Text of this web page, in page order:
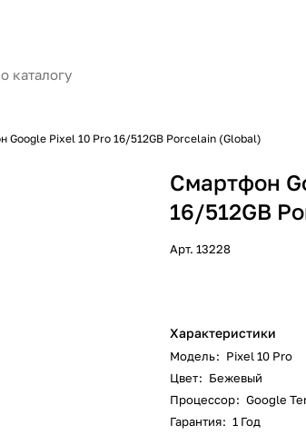
Google Pixel 10 Pro 16/512GB Porcelain (Global)
Смартфон
16/512GB
Арт.13228
Характеристики
Модель: Pixel 10 Pro
Цвет: Бежевый
Процессор: Google
Гарантия: 1 Год